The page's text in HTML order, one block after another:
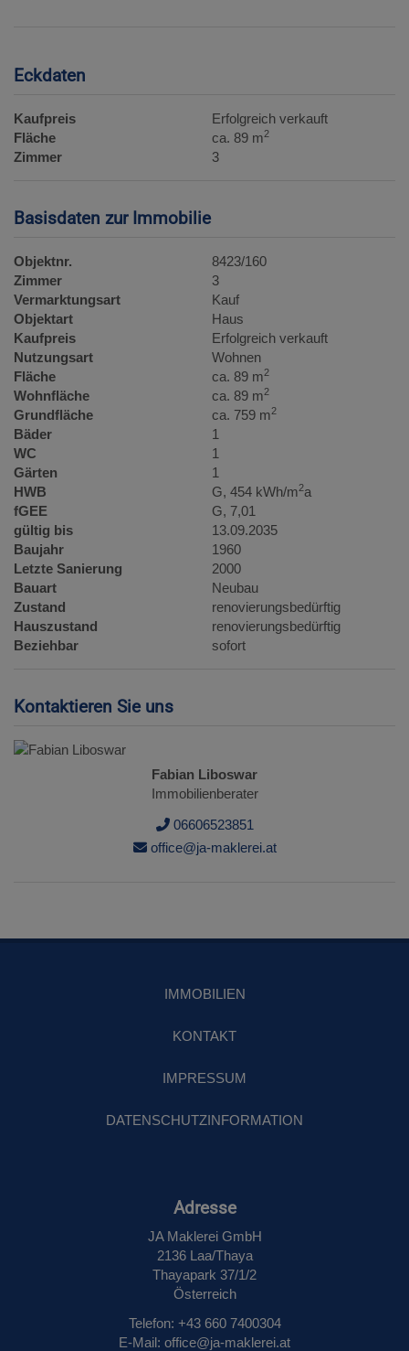
Eckdaten
Kaufpreis
Erfolgreich verkauft
Fläche
ca. 89 m2
Zimmer 3
Basisdaten zur Immobilie
Objektnr.
8423/160
Zimmer
3
Vermarktungsart
Kauf
Objektart
Haus
Kaufpreis
Erfolgreich verkauft
Nutzungsart
Wohnen
Fläche
ca. 89 m2
Wohnfläche ca. 89 m2
Grundfläche ca. 759 m2
Bäder
1
WC
1
Gärten
1
HWB
G, 454 kWh/m2a
fGEE
G, 7,01
gültig bis
13.09.2035
Baujahr
1960
Letzte Sanierung
2000
Bauart
Neubau
Zustand
renovierungsbedürftig
Hauszustand
renovierungsbedürftig
Beziehbar
sofort
Kontaktieren Sie uns
Fabian Liboswar
Immobilienberater
06606523851
office@ja-maklerei.at
IMMOBILIEN
KONTAKT
IMPRESSUM
DATENSCHUTZINFORMATION
Adresse
JA Maklerei GmbH
2136 Laa/Thaya
Thayapark 37/1/2
Österreich
Telefon: +43 660 7400304
E‑Mail: office@ja-maklerei.at